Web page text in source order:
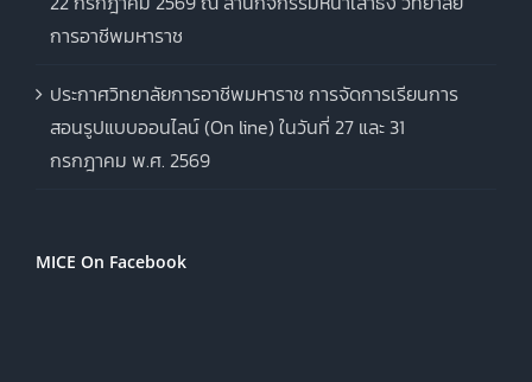
การอาชีพมหาราช
ประกาศวิทยาลัยการอาชีพมหาราช การจัดการเรียนการ
สอนรูปแบบออนไลน์ (On line) ในวันที่ 27 และ 31
กรกฎาคม พ.ศ. 2569
MICE On Facebook